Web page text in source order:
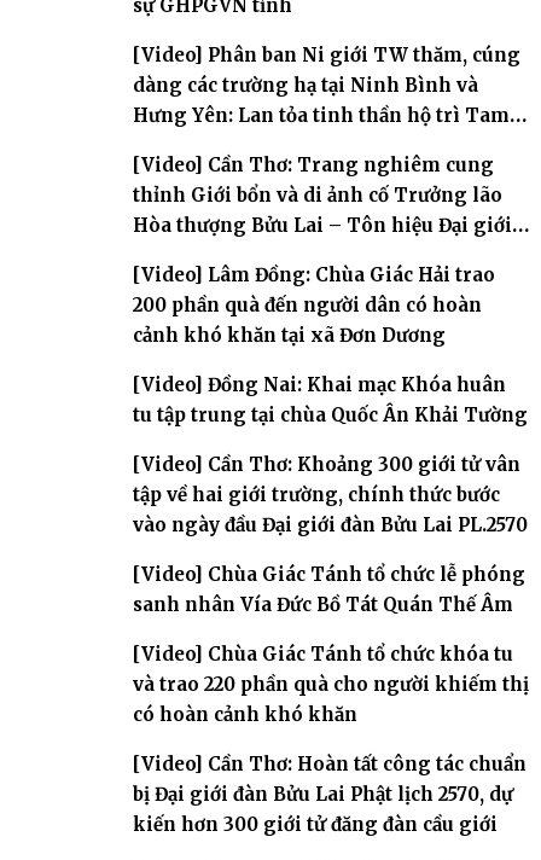
sự GHPGVN tỉnh
[Video] Phân ban Ni giới TW thăm, cúng
dàng các trường hạ tại Ninh Bình và
Hưng Yên: Lan tỏa tinh thần hộ trì Tam
[Video] Cần Thơ: Trang nghiêm cung
thỉnh Giới bổn và di ảnh cố Trưởng lão
Hòa thượng Bửu Lai – Tôn hiệu Đại giới
[Video] Lâm Đồng: Chùa Giác Hải trao
200 phần quà đến người dân có hoàn
cảnh khó khăn tại xã Đơn Dương
[Video] Đồng Nai: Khai mạc Khóa huân
tu tập trung tại chùa Quốc Ân Khải Tường
[Video] Cần Thơ: Khoảng 300 giới tử vân
tập về hai giới trường, chính thức bước
vào ngày đầu Đại giới đàn Bửu Lai PL.2570
[Video] Chùa Giác Tánh tổ chức lễ phóng
sanh nhân Vía Đức Bồ Tát Quán Thế Âm
[Video] Chùa Giác Tánh tổ chức khóa tu
và trao 220 phần quà cho người khiếm thị
có hoàn cảnh khó khăn
[Video] Cần Thơ: Hoàn tất công tác chuẩn
bị Đại giới đàn Bửu Lai Phật lịch 2570, dự
kiến hơn 300 giới tử đăng đàn cầu giới